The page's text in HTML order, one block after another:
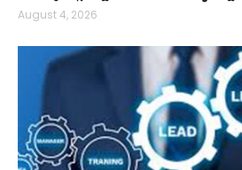
August 4, 2026